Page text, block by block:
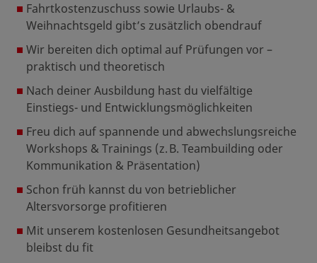
Fahrtkostenzuschuss sowie Urlaubs- &
Weihnachtsgeld gibt’s zusätzlich obendrauf
Wir bereiten dich optimal auf Prüfungen vor –
praktisch und theoretisch
Nach deiner Ausbildung hast du vielfältige
Einstiegs- und Entwicklungsmöglichkeiten
Freu dich auf spannende und abwechslungsreiche
Workshops & Trainings (z. B. Teambuilding oder
Kommunikation & Präsentation)
Schon früh kannst du von betrieblicher
Altersvorsorge profitieren
Mit unserem kostenlosen Gesundheitsangebot
bleibst du fit